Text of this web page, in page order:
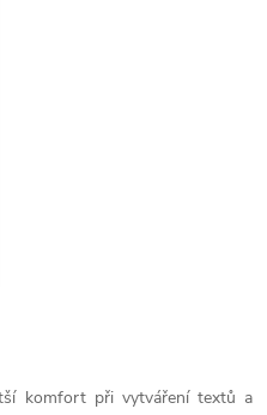
komfort při vytváření textů a